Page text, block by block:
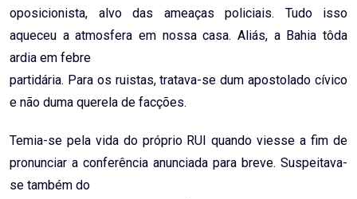
oposicionista, alvo das ameaças policiais. Tudo isso
aqueceu a atmosfera em nossa casa. Aliás, a Bahia tôda
ardia em febre
partidária. Para os ruistas, tratava-se dum apostolado cívico
e não duma querela de facções.
Temia-se pela vida do próprio RUI quando viesse a fim de
pronunciar a conferência anunciada para breve. Suspeitava-
se também do